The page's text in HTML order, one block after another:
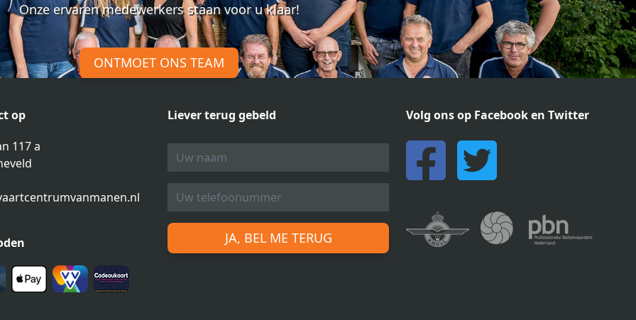
Onze ervaren medewerkers staan voor u klaar!
ONTMOET ONS TEAM
op
117 a
Liever terug gebeld
JA, BEL ME TERUG
Volg ons op Facebook en Twitter